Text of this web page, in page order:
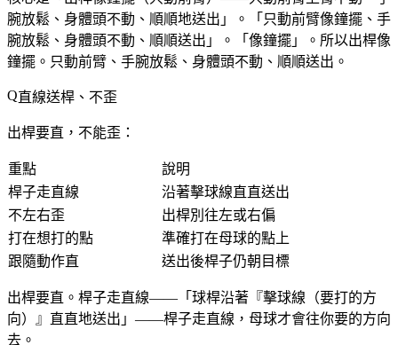
腕放鬆、身體頭不動、順順地送出」。「只動前臂像鐘擺、手
腕放鬆、身體頭不動、順順送出」。「像鐘擺」。所以出桿像
鐘擺。只動前臂、手腕放鬆、身體頭不動、順順送出。
直線送桿、不歪
出桿要直，不能歪：
重點
說明
桿子走直線
沿著擊球線直直送出
不左右歪
出桿別往左或右偏
打在想打的點
準確打在母球的點上
跟隨動作直
送出後桿子仍朝目標
出桿要直。桿子走直線——「球桿沿著『擊球線（要打的方
向）』直直地送出」——桿子走直線，母球才會往你要的方向
去。